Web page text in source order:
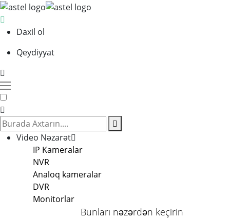
Daxil ol
Qeydiyyat
Video Nəzarət
IP Kameralar
NVR
Analoq kameralar
DVR
Monitorlar
Bunları nəzərdən keçirin